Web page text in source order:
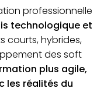
professionnelle
technologique et
courts, hybrides,
des soft
plus agile,
les réalités du